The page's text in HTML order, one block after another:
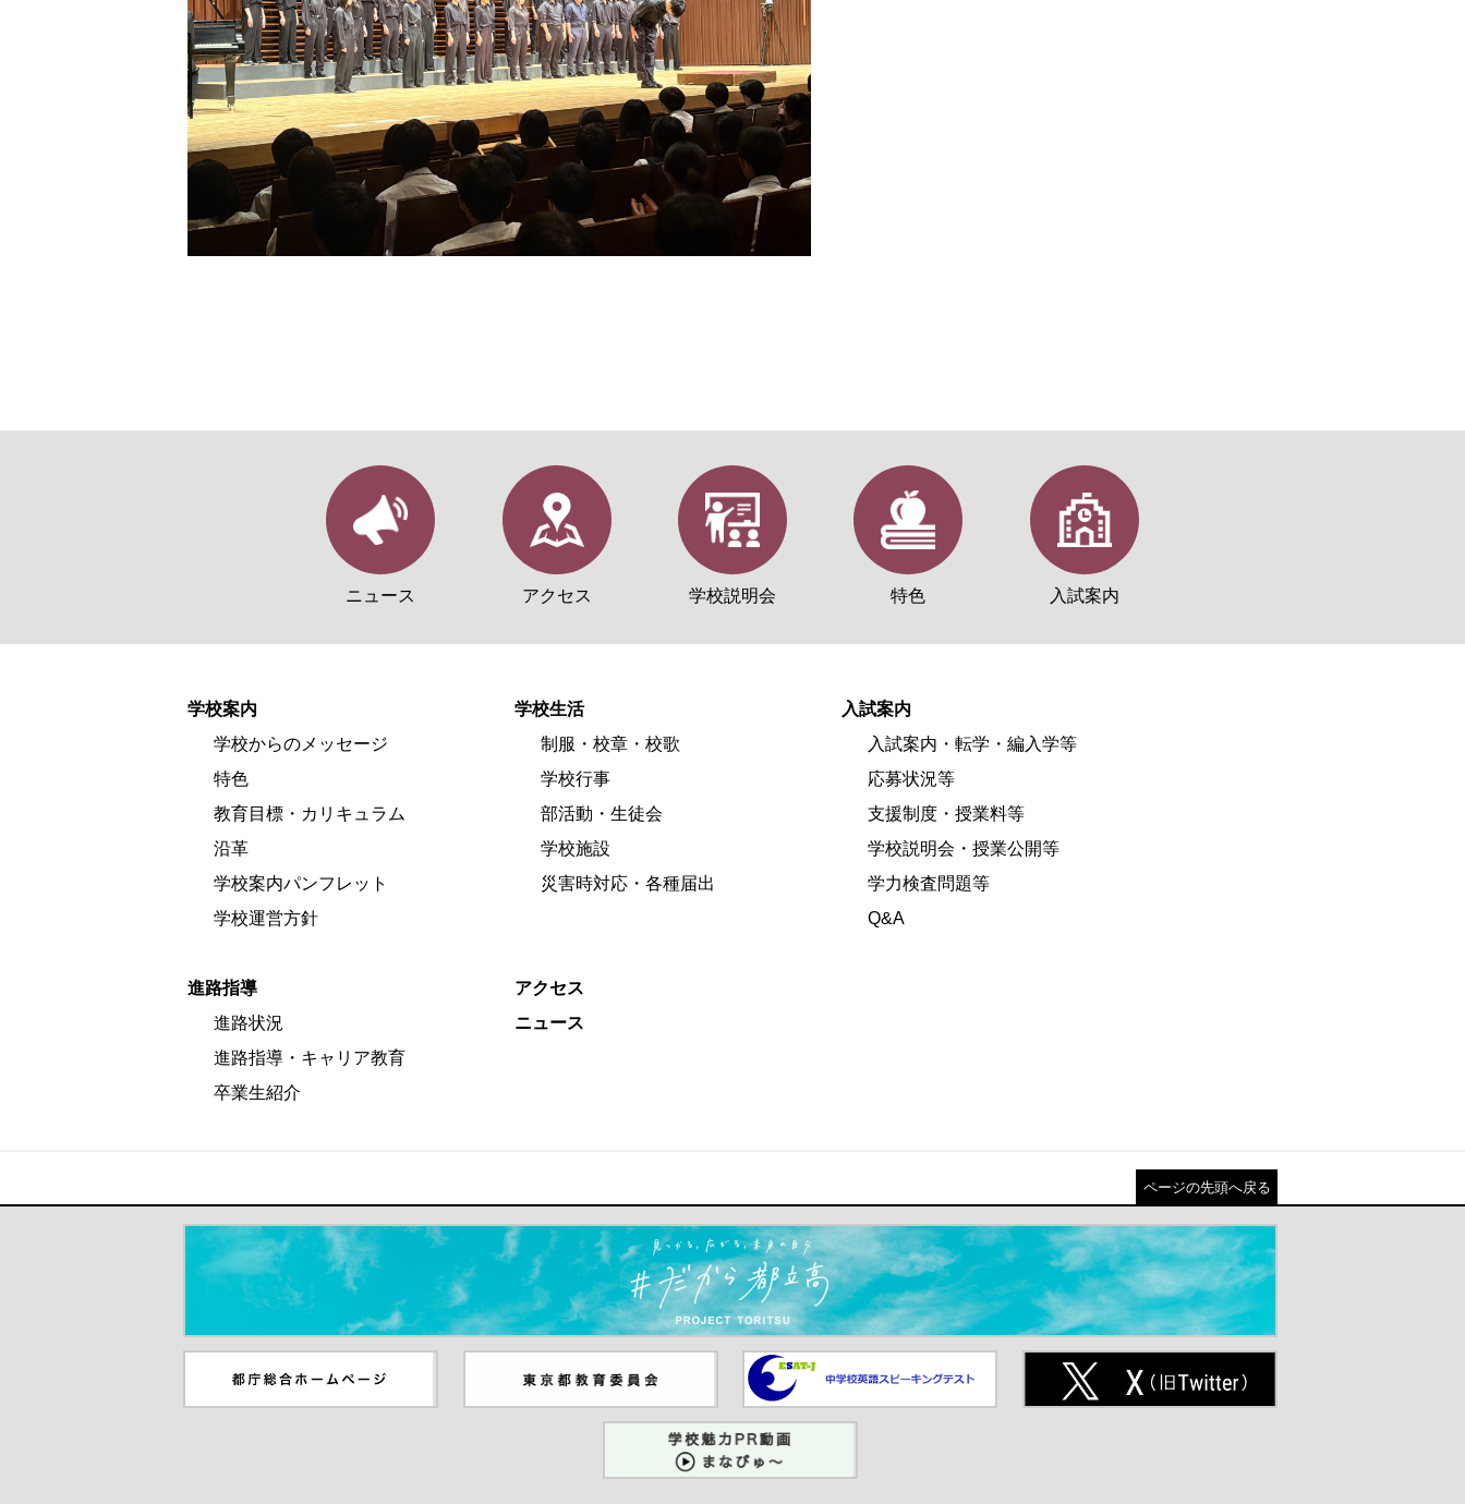
ニュース アクセス 学校説明会 特色 入試案内
学校案内
学校からのメッセージ
特色
教育目標・カリキュラム
沿革
学校案内パンフレット
学校運営方針
学校生活
制服・校章・校歌
学校行事
部活動・生徒会
学校施設
災害時対応・各種届出
入試案内
入試案内・転学・編入学等
応募状況等
支援制度・授業料等
学校説明会・授業公開等
学力検査問題等
Q&A
進路指導
進路状況
進路指導・キャリア教育
卒業生紹介
アクセス
ニュース
ページの先頭へ戻る
＃だから都立高（別ウインドウが開きます）
ンドウが開きます）
ウが開きます）
中学校英語スピーキングテスト
（別ウインドウが開きます）
X(旧Twitter)（別ウインドウが開
きます）
学校魅力PR動画まなびゅー
（別ウインドウが開きます）